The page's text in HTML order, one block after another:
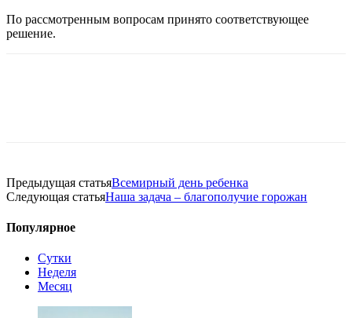
По рассмотренным вопросам принято соответствующее
решение.
Предыдущая статьяВсемирный день ребенка
Следующая статьяНаша задача – благополучие горожан
Популярное
Сутки
Неделя
Месяц